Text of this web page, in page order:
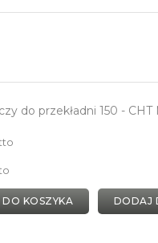
do przekładni 150 - CHT
KOSZYKA DODAJ